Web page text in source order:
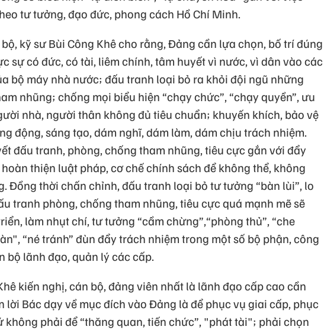
tư tưởng, đạo đức, phong cách Hồ Chí Minh.
kỹ sư Bùi Công Khê cho rằng, Đảng cần lựa chọn, bố trí đúng
sự có đức, có tài, liêm chính, tâm huyết vì nước, vì dân vào các
bộ máy nhà nước; đấu tranh loại bỏ ra khỏi đội ngũ những
nhũng; chống mọi biểu hiện “chạy chức”, “chạy quyền”, ưu
nhà, người thân không đủ tiêu chuẩn; khuyến khích, bảo vệ
động, sáng tạo, dám nghĩ, dám làm, dám chịu trách nhiệm.
đấu tranh, phòng, chống tham nhũng, tiêu cực gắn với đẩy
thiện luật pháp, cơ chế chính sách để không thể, không
Đồng thời chấn chỉnh, đấu tranh loại bỏ tư tưởng “bàn lùi”, lo
tranh phòng, chống tham nhũng, tiêu cực quá mạnh mẽ sẽ
làm nhụt chí, tư tưởng “cầm chừng”,“phòng thủ”, “che
“né tránh” đùn đẩy trách nhiệm trong một số bộ phận, công
bộ lãnh đạo, quản lý các cấp.
kiến nghị, cán bộ, đảng viên nhất là lãnh đạo cấp cao cần
lời Bác dạy về mục đích vào Đảng là để phục vụ giai cấp, phục
không phải để “thăng quan, tiến chức”, "phát tài"; phải chọn